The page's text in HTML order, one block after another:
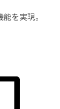
を実現。